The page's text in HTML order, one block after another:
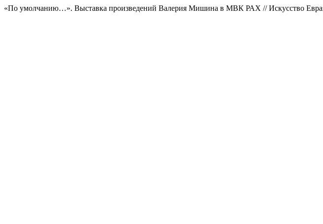
«По умолчанию…». Выставка произведений Валерия Мишина в МВК РАХ // Искусство